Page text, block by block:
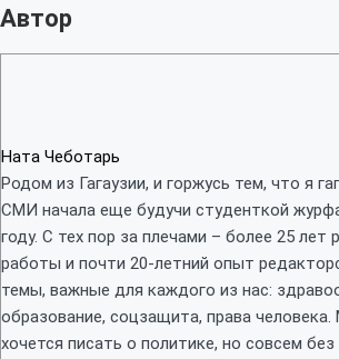
Автор
Ната Чеботарь
Родом из Гагаузии, и горжусь тем, что я
СМИ начала еще будучи студенткой
году. С тех пор за плечами – более 25 лет
работы и почти 20-летний опыт
темы, важные для каждого из нас:
образование, соцзащита, права человека.
хочется писать о политике, но совсем